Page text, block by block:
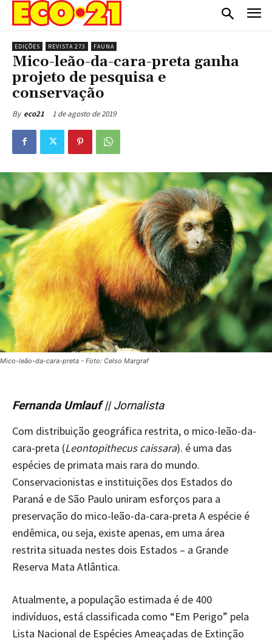
EDIÇÕES REVISTA 273 FAUNA
Mico-leão-da-cara-preta ganha
projeto de pesquisa e
conservação
By eco21 1 de agosto de 2019
Mico-leão-da-cara-preta - Foto: Celso Margraf
Fernanda Umlauf|| Jornalista
Com distribuição geográfica restrita, o mico-leão-da-
cara-preta (Leontopithecus caissara). é uma das
espécies de primata mais rara do mundo.
Conservacionistas e instituições dos Estados do
Paraná e de São Paulo uniram esforços para a
preservação do mico-leão-da-cara-preta A espécie é
endêmica, ou seja, existe apenas, em uma área
restrita situada nestes dois Estados – a Grande
Reserva Mata Atlântica.
Atualmente, a população estimada é de 400
indivíduos, está classificada como “Em Perigo” pela
Lista Nacional de Espécies Ameaçadas de Extinção